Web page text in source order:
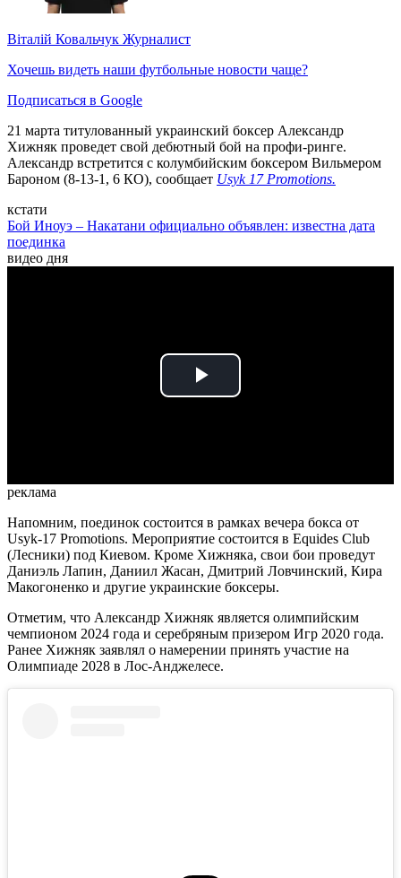
Віталій Ковальчук Журналист
Хочешь видеть наши футбольные новости чаще?
Подписаться в Google
21 марта титулованный украинский боксер Александр
Хижняк проведет свой дебютный бой на профи-ринге.
Александр встретится с колумбийским боксером Вильмером
Бароном (8-13-1, 6 КО), сообщает Usyk 17 Promotions.
кстати
Бой Иноуэ – Накатани официально объявлен: известна дата
поединка
видео дня
Play
реклама
Напомним, поединок состоится в рамках вечера бокса от
Usyk-17 Promotions. Мероприятие состоится в Equides Club
(Лесники) под Киевом. Кроме Хижняка, свои бои проведут
Даниэль Лапин, Даниил Жасан, Дмитрий Ловчинский, Кира
Макогоненко и другие украинские боксеры.
Отметим, что Александр Хижняк является олимпийским
чемпионом 2024 года и серебряным призером Игр 2020 года.
Ранее Хижняк заявлял о намерении принять участие на
Олимпиаде 2028 в Лос-Анджелесе.